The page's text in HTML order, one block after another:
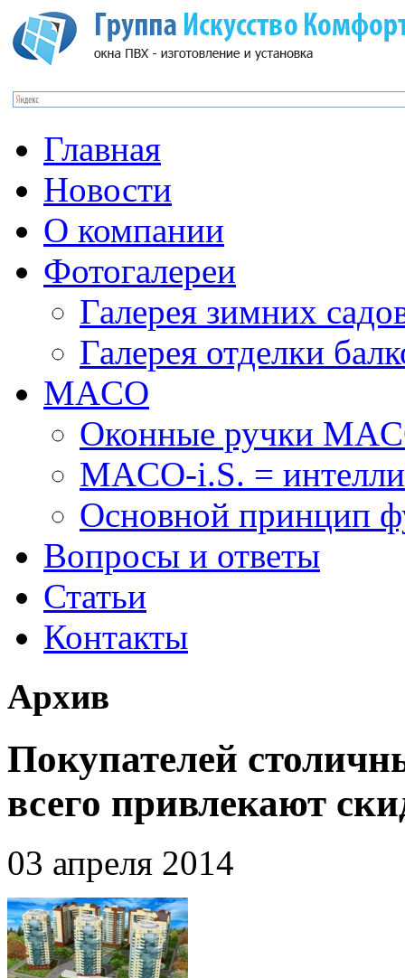
Главная
Новости
О компании
Фотогалереи
Галерея зимних
Галерея отделки
MACO
Оконные ручки
MACO-i.S. =
Основной принцип
Вопросы и ответы
Статьи
Контакты
Архив
Покупателей
всего привлекают
03 апреля 2014